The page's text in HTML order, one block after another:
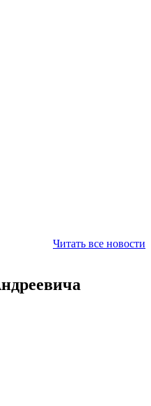
Читать все новости